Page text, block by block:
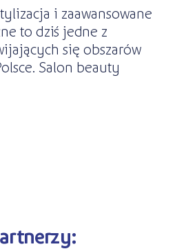
i zaawansowane
to dziś jedne z
się obszarów
Salon beauty